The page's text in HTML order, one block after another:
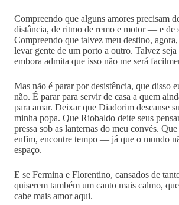
Compreendo que alguns amores precisam
distância, de ritmo de remo e motor — e de
Compreendo que talvez meu destino,
levar gente de um porto a outro. Talvez seja
embora admita que isso não me será
Mas não é parar por desistência, que disso
não. É parar para servir de casa a quem
para amar. Deixar que Diadorim descanse
minha popa. Que Riobaldo deite seus
pressa sob as lanternas do meu convés.
enfim, encontre tempo — já que o mundo
espaço.
E se Fermina e Florentino, cansados de
quiserem também um canto mais calmo,
cabe mais amor aqui.